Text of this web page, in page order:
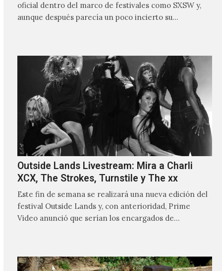
oficial dentro del marco de festivales como SXSW y,
aunque después parecía un poco incierto su…
Outside Lands Livestream: Mira a Charli
XCX, The Strokes, Turnstile y The xx
Este fin de semana se realizará una nueva edición del
festival Outside Lands y, con anterioridad, Prime
Video anunció que serían los encargados de